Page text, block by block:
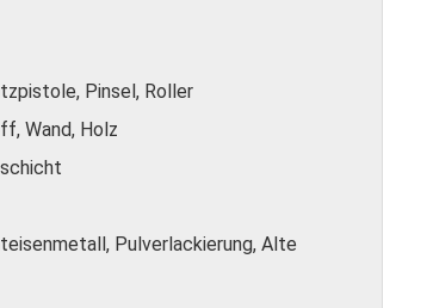
Pinsel, Roller
Wand, Holz
Pulverlackierung, Alte